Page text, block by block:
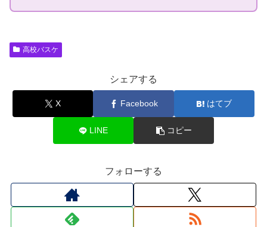
高校バスケ
シェアする
X Facebook はてブ
LINE コピー
フォローする